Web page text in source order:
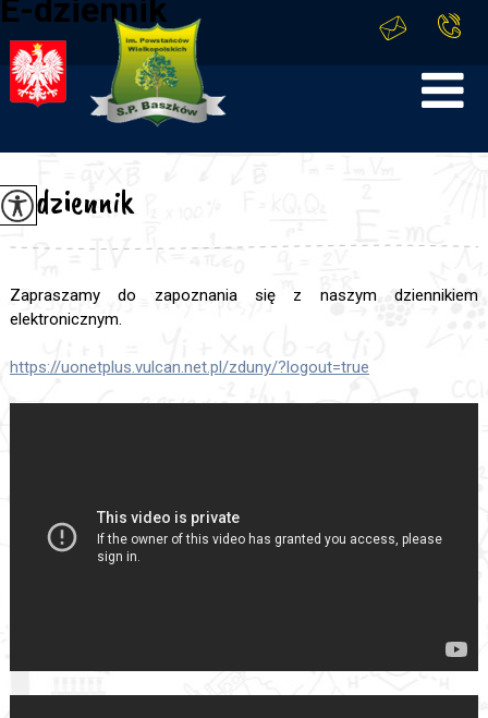
E-dziennik
E-dziennik
Zapraszamy do zapoznania się z naszym dziennikiem
elektronicznym.
https://uonetplus.vulcan.net.pl/zduny/?logout=true